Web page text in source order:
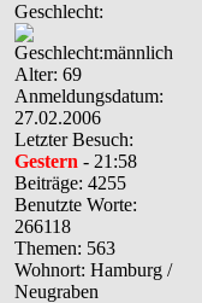
Geschlecht:
Alter: 69
Anmeldungsdatum:
27.02.2006
Letzter Besuch:
Gestern - 21:58
Beiträge: 4255
Benutzte Worte:
266118
Themen: 563
Wohnort: Hamburg /
Neugraben